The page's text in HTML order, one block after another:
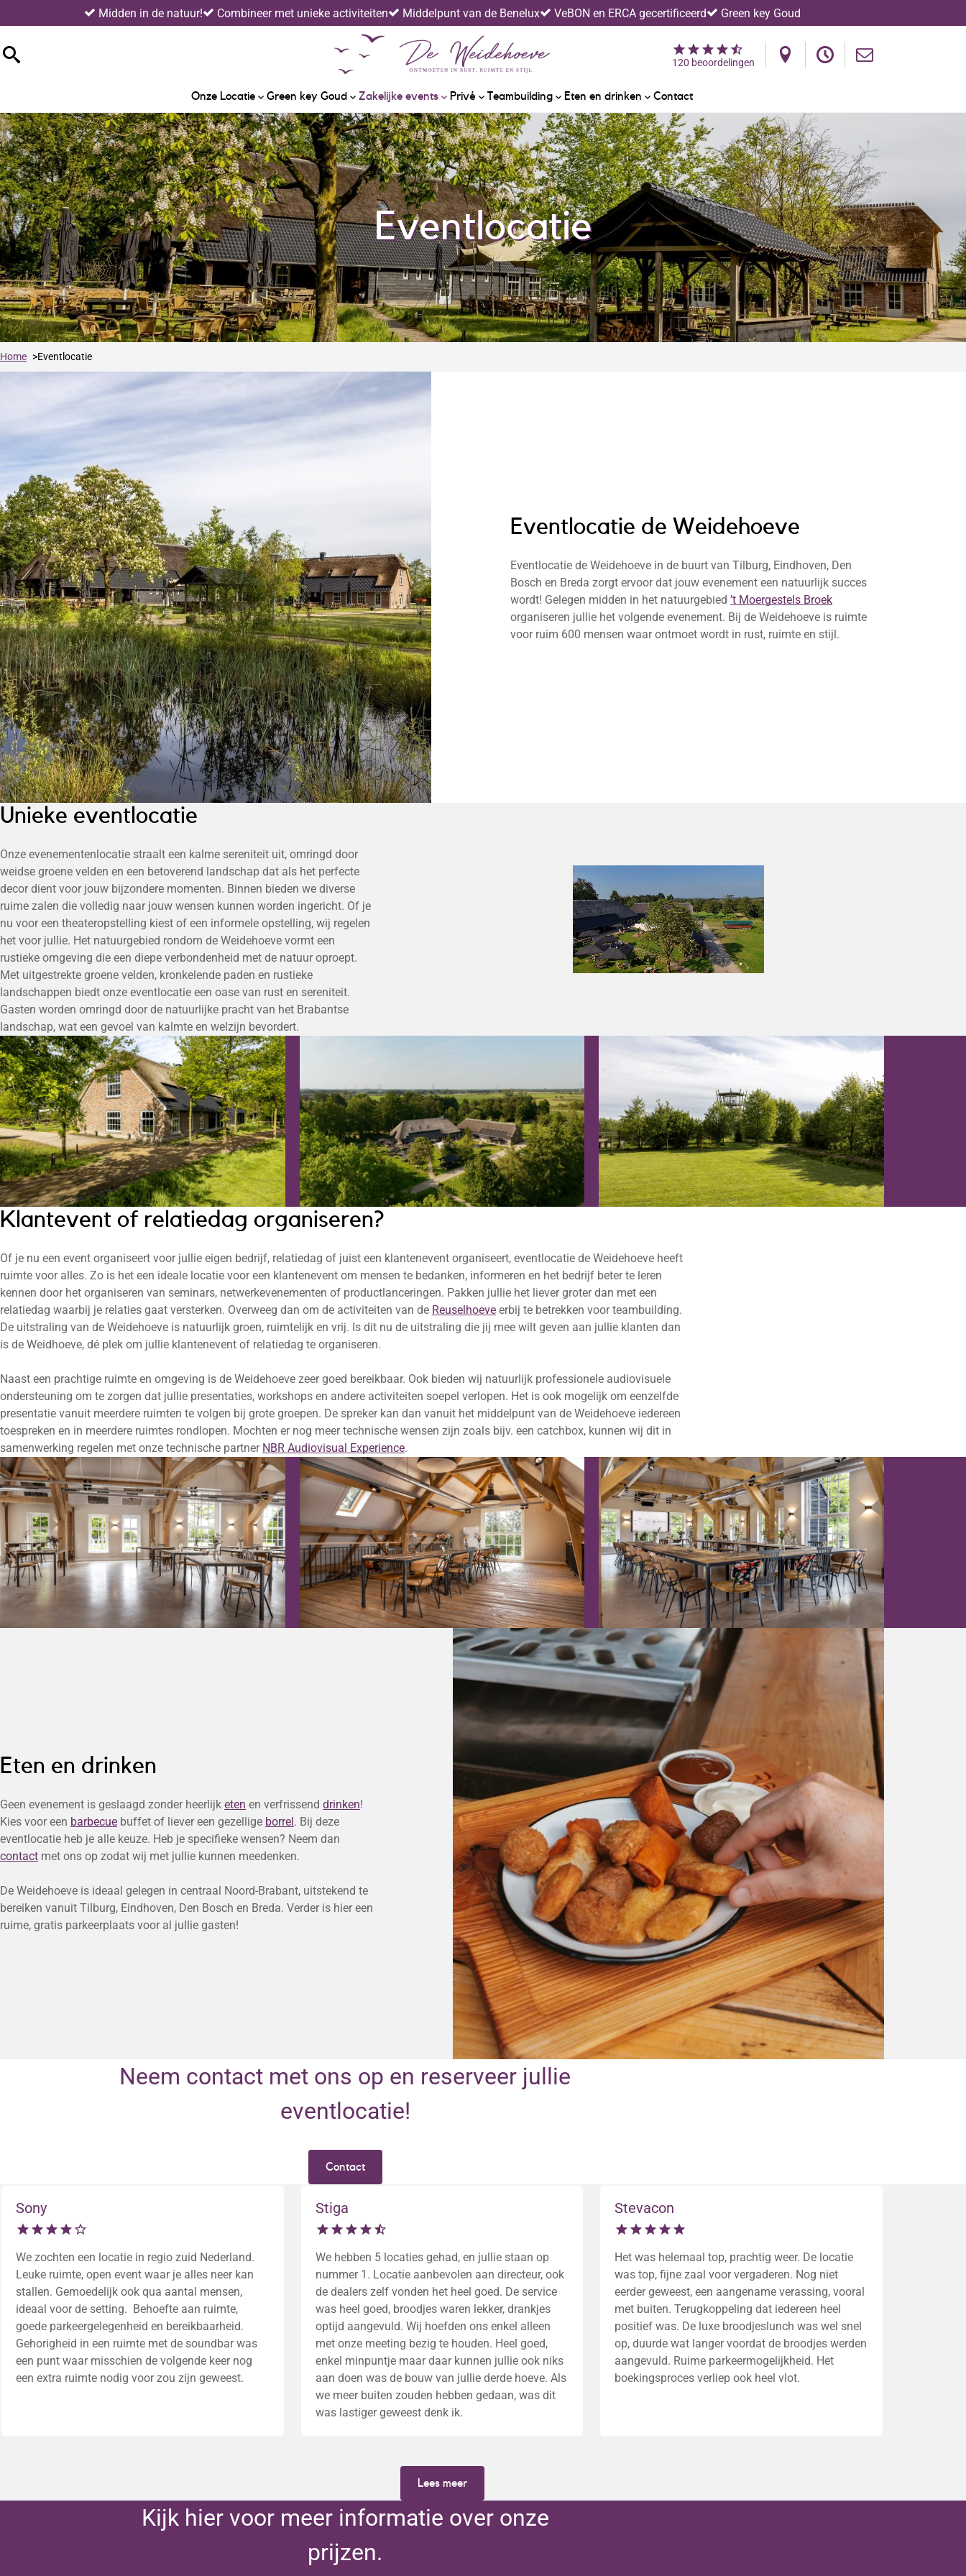
Midden in de natuur! Combineer met unieke activiteiten Middelpunt van de Benelux VeBON en ERCA gecertificeerd Green key Goud
120 beoordelingen
Onze Locatie Green key Goud Zakelijke events Privé Teambuilding Eten en drinken Contact
Eventlocatie
Home Eventlocatie
Eventlocatie de Weidehoeve
Eventlocatie de Weidehoeve in de buurt van Tilburg, Eindhoven, Den
Bosch en Breda zorgt ervoor dat jouw evenement een natuurlijk succes
wordt! Gelegen midden in het natuurgebied ’t Moergestels Broek
organiseren jullie het volgende evenement. Bij de Weidehoeve is ruimte
voor ruim 600 mensen waar ontmoet wordt in rust, ruimte en stijl.
Unieke eventlocatie
Onze evenementenlocatie straalt een kalme sereniteit uit, omringd door
weidse groene velden en een betoverend landschap dat als het perfecte
decor dient voor jouw bijzondere momenten. Binnen bieden we diverse
ruime zalen die volledig naar jouw wensen kunnen worden ingericht. Of je
nu voor een theateropstelling kiest of een informele opstelling, wij regelen
het voor jullie. Het natuurgebied rondom de Weidehoeve vormt een
rustieke omgeving die een diepe verbondenheid met de natuur oproept.
Met uitgestrekte groene velden, kronkelende paden en rustieke
landschappen biedt onze eventlocatie een oase van rust en sereniteit.
Gasten worden omringd door de natuurlijke pracht van het Brabantse
landschap, wat een gevoel van kalmte en welzijn bevordert.
Klantevent of relatiedag organiseren?
Of je nu een event organiseert voor jullie eigen bedrijf, relatiedag of juist een klantenevent organiseert, eventlocatie de Weidehoeve heeft
ruimte voor alles. Zo is het een ideale locatie voor een klantenevent om mensen te bedanken, informeren en het bedrijf beter te leren
kennen door het organiseren van seminars, netwerkevenementen of productlanceringen. Pakken jullie het liever groter dan met een
relatiedag waarbij je relaties gaat versterken. Overweeg dan om de activiteiten van de Reuselhoeve erbij te betrekken voor teambuilding.
De uitstraling van de Weidehoeve is natuurlijk groen, ruimtelijk en vrij. Is dit nu de uitstraling die jij mee wilt geven aan jullie klanten dan
is de Weidhoeve, dé plek om jullie klantenevent of relatiedag te organiseren.
Naast een prachtige ruimte en omgeving is de Weidehoeve zeer goed bereikbaar. Ook bieden wij natuurlijk professionele audiovisuele
ondersteuning om te zorgen dat jullie presentaties, workshops en andere activiteiten soepel verlopen. Het is ook mogelijk om eenzelfde
presentatie vanuit meerdere ruimten te volgen bij grote groepen. De spreker kan dan vanuit het middelpunt van de Weidehoeve iedereen
toespreken en in meerdere ruimtes rondlopen. Mochten er nog meer technische wensen zijn zoals bijv. een catchbox, kunnen wij dit in
samenwerking regelen met onze technische partner NBR Audiovisual Experience.
Eten en drinken
Geen evenement is geslaagd zonder heerlijk eten en verfrissend drinken!
Kies voor een barbecue buffet of liever een gezellige borrel. Bij deze
eventlocatie heb je alle keuze. Heb je specifieke wensen? Neem dan
contact met ons op zodat wij met jullie kunnen meedenken.
De Weidehoeve is ideaal gelegen in centraal Noord-Brabant, uitstekend te
bereiken vanuit Tilburg, Eindhoven, Den Bosch en Breda. Verder is hier een
ruime, gratis parkeerplaats voor al jullie gasten!
Neem contact met ons op en reserveer jullie
eventlocatie!
Contact
Sony
We zochten een locatie in regio zuid Nederland.
Leuke ruimte, open event waar je alles neer kan
stallen. Gemoedelijk ook qua aantal mensen,
ideaal voor de setting. Behoefte aan ruimte,
goede parkeergelegenheid en bereikbaarheid.
Gehorigheid in een ruimte met de soundbar was
een punt waar misschien de volgende keer nog
een extra ruimte nodig voor zou zijn geweest.
Stiga
We hebben 5 locaties gehad, en jullie staan op
nummer 1. Locatie aanbevolen aan directeur, ook
de dealers zelf vonden het heel goed. De service
was heel goed, broodjes waren lekker, drankjes
optijd aangevuld. Wij hoefden ons enkel alleen
met onze meeting bezig te houden. Heel goed,
enkel minpuntje maar daar kunnen jullie ook niks
aan doen was de bouw van jullie derde hoeve. Als
we meer buiten zouden hebben gedaan, was dit
was lastiger geweest denk ik.
Stevacon
Het was helemaal top, prachtig weer. De locatie
was top, fijne zaal voor vergaderen. Nog niet
eerder geweest, een aangename verassing, vooral
met buiten. Terugkoppeling dat iedereen heel
positief was. De luxe broodjeslunch was wel snel
op, duurde wat langer voordat de broodjes werden
aangevuld. Ruime parkeermogelijkheid. Het
boekingsproces verliep ook heel vlot.
Lees meer
Kijk hier voor meer informatie over onze
prijzen.